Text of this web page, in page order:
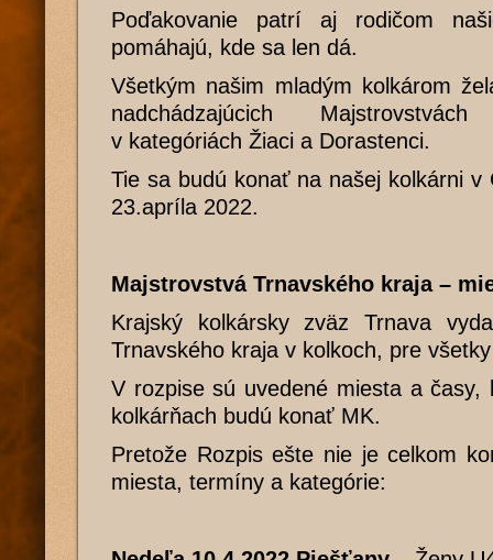
Poďakovanie patrí aj rodičom
pomáhajú, kde sa len dá.
Všetkým našim mladým kolkárom
nadchádzajúcich
v kategóriách Žiaci a Dorastenci.
Tie sa budú konať na našej kolkárni
23.apríla 2022.
Majstrovstvá Trnavského kraja –
Krajský kolkársky zväz Trnava
Trnavského kraja v kolkoch, pre
V rozpise sú uvedené miesta a časy,
kolkárňach budú konať MK.
Pretože Rozpis ešte nie je celkom
miesta, termíny a kategórie: